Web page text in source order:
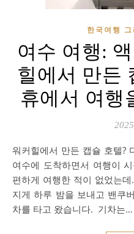
한국여행
여수 여행:
힐에서 만든
휴에서 여행
워커힐에서 만든 캡슐 호텔? 다락휴(DARAKHYU)! KTX를 타로
여수에 도착하면서 여행이
편하게 여행한 적이 없었는
지게 하루 밤을 보내고 밴쿠
차를 타고 왔습니다. 기차는…